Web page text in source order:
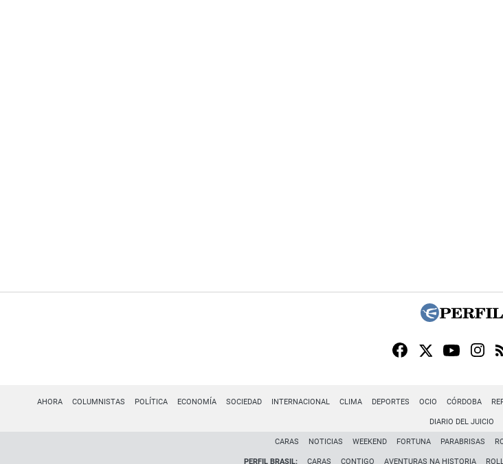
AHORA COLUMNISTAS POLÍTICA ECONOMÍA SOCIEDAD INTERNACIONAL CLIMA DEPORTES OCIO CÓRDOBA
DIARIO DEL JUICIO
CARAS NOTICIAS WEEKEND FORTUNA PARABRISAS
PERFIL BRASIL: CARAS CONTIGO AVENTURAS NA HISTORIA